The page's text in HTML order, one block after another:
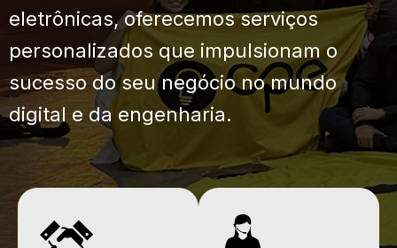
eletrônicas, oferecemos serviços
personalizados que impulsionam o
sucesso do seu negócio no mundo
digital e da engenharia.